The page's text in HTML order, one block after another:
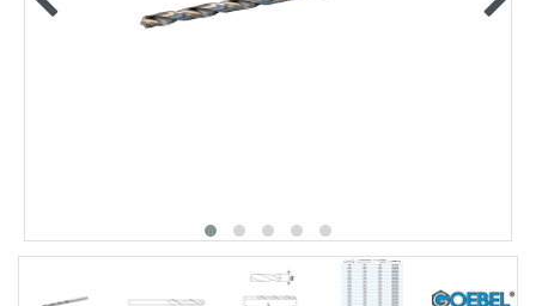
KLEBEN UND DICHTEN
FAQ - Häufig gestellte Fragen